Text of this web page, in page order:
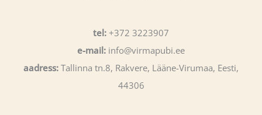
tel: +372 3223907
e-mail: info@virmapubi.ee
aadress: Tallinna tn.8, Rakvere, Lääne-Virumaa, Eesti,
44306